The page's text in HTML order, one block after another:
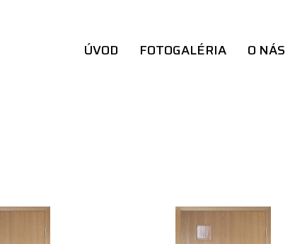
ÚVOD FOTOGALÉRIA O NÁS